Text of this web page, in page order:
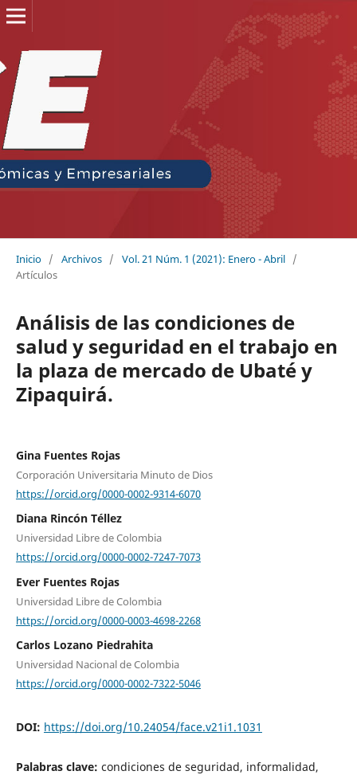
Inicio / Archivos / Vol. 21 Núm. 1 (2021): Enero - Abril /
Artículos
Análisis de las condiciones de
salud y seguridad en el trabajo en
la plaza de mercado de Ubaté y
Zipaquirá.
Gina Fuentes Rojas
Corporación Universitaria Minuto de Dios
https://orcid.org/0000-0002-9314-6070
Diana Rincón Téllez
Universidad Libre de Colombia
https://orcid.org/0000-0002-7247-7073
Ever Fuentes Rojas
Universidad Libre de Colombia
https://orcid.org/0000-0003-4698-2268
Carlos Lozano Piedrahita
Universidad Nacional de Colombia
https://orcid.org/0000-0002-7322-5046
DOI: https://doi.org/10.24054/face.v21i1.1031
Palabras clave: condiciones de seguridad, informalidad,